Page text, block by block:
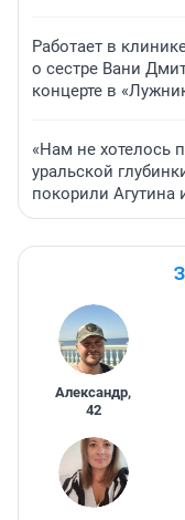
Работает в
о сестре Вани
концерте в
«Нам не хотелось
уральской
покорили Агутина
Александр,
42